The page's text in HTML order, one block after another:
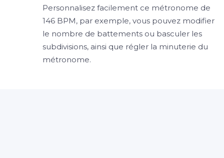
Personnalisez facilement ce métronome de
146 BPM, par exemple, vous pouvez modifier
le nombre de battements ou basculer les
subdivisions, ainsi que régler la minuterie du
métronome.